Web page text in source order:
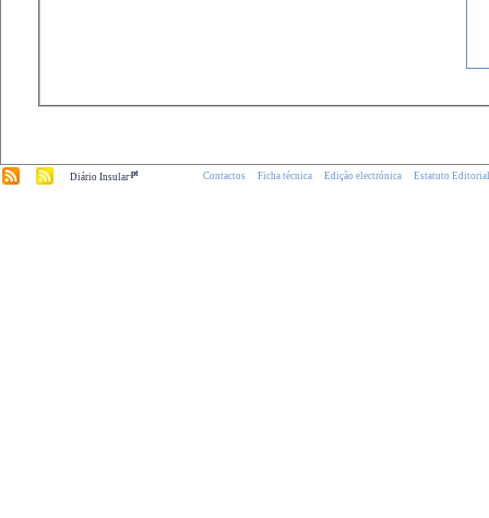
Diário Insular.pt Contactos Ficha técnica Edição electrónica Estatuto Editorial